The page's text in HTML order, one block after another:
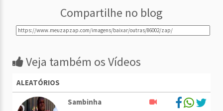
Compartilhe no blog
Veja também os Vídeos
ALEATÓRIOS
Sambinha